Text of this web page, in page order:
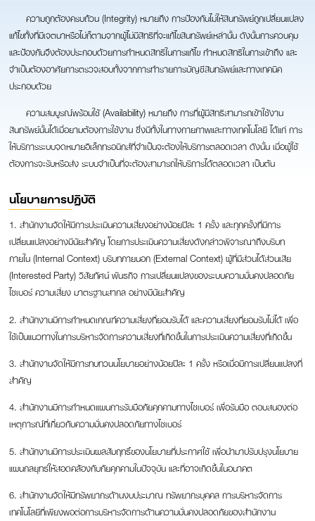
ความถูกต้องครบถ้วน (Integrity) หมายถึง การป้องกันไม่ให้สินทรัพย์ถูกเปลี่ยนแปลง
แก้ไขทั้งที่มีเจตนาหรือไม่ก็ตามจากผู้ไม่มีสิทธิที่จะแก้ไขสินทรัพย์เหล่านั้น ดังนั้นการควบคุม
และป้องกันจึงต้องประกอบด้วยการกำหนดสิทธิในการแก้ไข กำหนดสิทธิในการเข้าถึง และ
จำเป็นต้องอาศัยการตรวจสอบทั้งจากการทำรายการบัญชีสินทรัพย์และทางเทคนิค
ประกอบด้วย
ความสมบูรณ์พร้อมใช้ (Availability) หมายถึง การที่ผู้มีสิทธิสามารถเข้าใช้งาน
สินทรัพย์นั้นได้เมื่อยามต้องการใช้งาน ซึ่งมีทั้งในทางกายภาพและทางเทคโนโลยี ได้แก่ การ
ให้บริการระบบจดหมายอิเล็กทรอนิกส์ที่จำเป็นจะต้องให้บริการตลอดเวลา ดังนั้น เมื่อผู้ใช้
ต้องการจะรับหรือส่ง ระบบจำเป็นที่จะต้องสามารถให้บริการได้ตลอดเวลา เป็นต้น
นโยบายการปฏิบัติ
1. สำนักงานจัดให้มีการประเมินความเสี่ยงอย่างน้อยปีละ 1 ครั้ง และทุกครั้งที่มีการ
เปลี่ยนแปลงอย่างมีนัยสำคัญ โดยการประเมินความเสี่ยงดังกล่าวพิจารณาถึงบริบท
ภายใน (Internal Context) บริบทภายนอก (External Context) ผู้ที่มีส่วนได้ส่วนเสีย
(Interested Party) วิสัยทัศน์ พันธกิจ การเปลี่ยนแปลงของระบบความมั่นคงปลอดภัย
ไซเบอร์ ความเสี่ยง มาตรฐานสากล อย่างมีนัยสำคัญ
2. สำนักงานมีการกำหนดเกณฑ์ความเสี่ยงที่ยอมรับได้ และความเสี่ยงที่ยอมรับไม่ได้ เพื่อ
ใช้เป็นแนวทางในการบริหารจัดการความเสี่ยงที่เกิดขึ้นในการประเมินความเสี่ยงที่เกิดขึ้น
3. สำนักงานจัดให้มีการทบทวนนโยบายอย่างน้อยปีละ 1 ครั้ง หรือเมื่อมีการเปลี่ยนแปลงที่
สำคัญ
4. สำนักงานมีการกำหนดแผนการรับมือภัยคุกคามทางไซเบอร์ เพื่อรับมือ ตอบสนองต่อ
เหตุการณ์ที่เกี่ยวกับความมั่นคงปลอดภัยทางไซเบอร์
5. สำนักงานมีการประเมินผลสัมฤทธิ์ของนโยบายที่ประกาศใช้ เพื่อนำมาปรับปรุงนโยบาย
แผนกลยุทธ์ให้สอดคล้องกับภัยคุกคามในปัจจุบัน และที่อาจเกิดขึ้นในอนาคต
6. สำนักงานจัดให้มีทรัพยากรด้านงบประมาณ ทรัพยากรบุคคล การบริหารจัดการ
เทคโนโลยีที่เพียงพอต่อการบริหารจัดการด้านความมั่นคงปลอดภัยของสำนักงาน